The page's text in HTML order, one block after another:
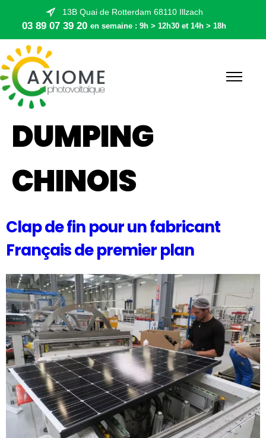
13B Quai de Rotterdam 68110 Illzach
03 89 07 39 20 en semaine : 9h > 12h30 et 14h > 18h
DUMPING
CHINOIS
Clap de fin pour un fabricant
Français de premier plan